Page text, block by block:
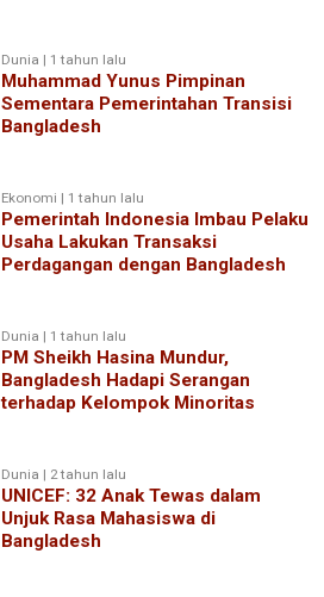
Dunia | 1 tahun lalu
Muhammad Yunus Pimpinan
Sementara Pemerintahan Transisi
Bangladesh
Ekonomi | 1 tahun lalu
Pemerintah Indonesia Imbau Pelaku
Usaha Lakukan Transaksi
Perdagangan dengan Bangladesh
Dunia | 1 tahun lalu
PM Sheikh Hasina Mundur,
Bangladesh Hadapi Serangan
terhadap Kelompok Minoritas
Dunia | 2 tahun lalu
UNICEF: 32 Anak Tewas dalam
Unjuk Rasa Mahasiswa di
Bangladesh